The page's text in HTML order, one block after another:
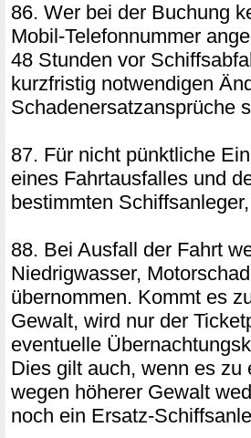
86. Wer bei der Buchung
Mobil-Telefonnummer
48 Stunden vor
kurzfristig notwendigen
Schadenersatzansprüche
87. Für nicht pünktliche
eines Fahrtausfalles und
bestimmten
88. Bei Ausfall der Fahrt
Niedrigwasser,
übernommen. Kommt es
Gewalt, wird nur der
eventuelle
Dies gilt auch, wenn es
wegen höherer Gewalt
noch ein Ersatz-